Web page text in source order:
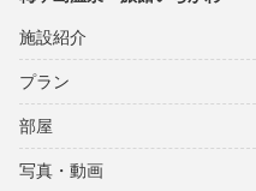
施設紹介
プラン
部屋
写真・動画